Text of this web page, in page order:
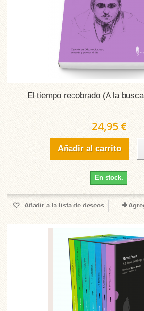
El tiempo recobrado (A la
24,95 €
Añadir al carrito
En stock.
Añadir a la lista de deseos